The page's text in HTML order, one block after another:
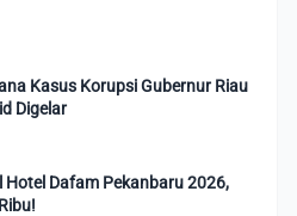
Kasus Korupsi Gubernur Riau
Digelar
Hotel Dafam Pekanbaru 2026,